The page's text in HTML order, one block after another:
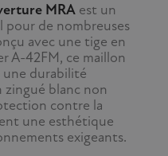
MRA est un
pour de nombreuses
avec une tige en
A-42FM, ce maillon
durabilité
blanc non
contre la
une esthétique
exigeants.